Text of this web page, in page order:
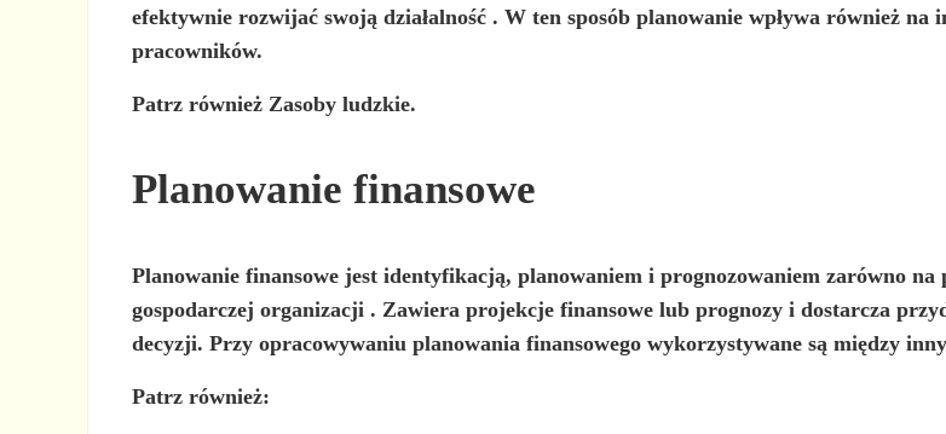
efektywnie rozwijać swoją działalność . W ten sposób planowanie wpływa również
pracowników.
Patrz również Zasoby ludzkie.
Planowanie finansowe
Planowanie finansowe jestidentyfikacją, planowaniem i prognozowaniem zarówno
gospodarczej organizacji . Zawiera projekcje finansowe lub prognozy i dostarcza
decyzji. Przy opracowywaniu planowania finansowego wykorzystywane są między
Patrz również: